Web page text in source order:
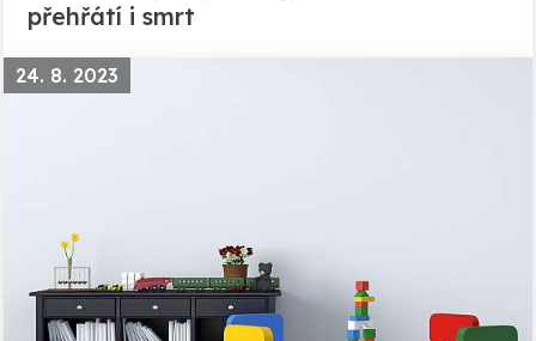
přehřátí i smrt
24. 8. 2023